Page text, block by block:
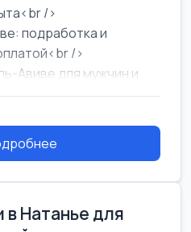
/>
подработка и
/>
Авиве для мужчин и
в Натанье для